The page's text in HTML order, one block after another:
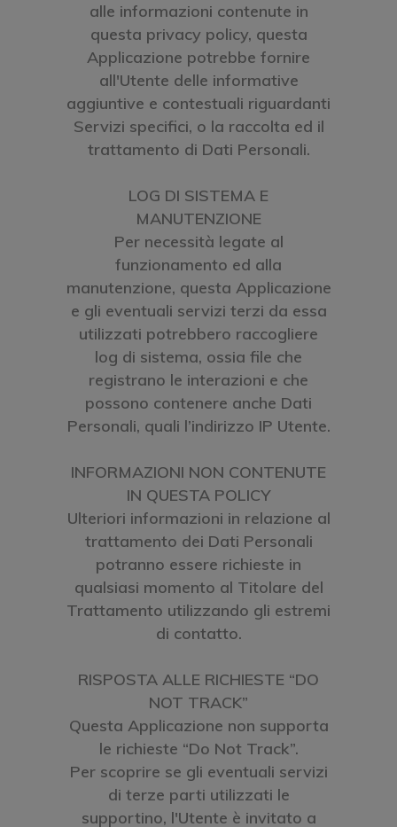
alle informazioni contenute in
questa privacy policy, questa
Applicazione potrebbe fornire
all'Utente delle informative
aggiuntive e contestuali riguardanti
Servizi specifici, o la raccolta ed il
trattamento di Dati Personali.
LOG DI SISTEMA E
MANUTENZIONE
Per necessità legate al
funzionamento ed alla
manutenzione, questa Applicazione
e gli eventuali servizi terzi da essa
utilizzati potrebbero raccogliere
log di sistema, ossia file che
registrano le interazioni e che
possono contenere anche Dati
Personali, quali l’indirizzo IP Utente.
INFORMAZIONI NON CONTENUTE
IN QUESTA POLICY
Ulteriori informazioni in relazione al
trattamento dei Dati Personali
potranno essere richieste in
qualsiasi momento al Titolare del
Trattamento utilizzando gli estremi
di contatto.
RISPOSTA ALLE RICHIESTE “DO
NOT TRACK”
Questa Applicazione non supporta
le richieste “Do Not Track”.
Per scoprire se gli eventuali servizi
di terze parti utilizzati le
supportino, l'Utente è invitato a